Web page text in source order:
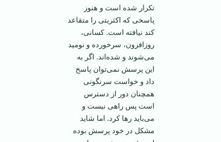
تکرار شده است و هنوز
پاسخی که اکثريتی را متقاعد
کند نيافته است. کسانی،
روزافزون، سرخورده و نوميد
می‌شوند و شده‌اند. اگر به
اين پرسش نمی‌توان پاسخ
داد و خواست سرنگونی
همچنان دور از دسترس
است پس راهی نيست و
می‌بايد رها کرد. اما شايد
مشکل در خود پرسش بوده